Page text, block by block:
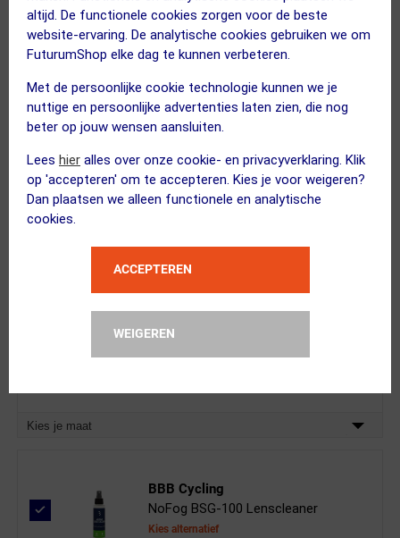
altijd. De functionele cookies zorgen voor de beste
website-ervaring. De analytische cookies gebruiken we om
FuturumShop elke dag te kunnen verbeteren.
Met de persoonlijke cookie technologie kunnen we je
nuttige en persoonlijke advertenties laten zien, die nog
beter op jouw wensen aansluiten.
Lees hier alles over onze cookie- en privacyverklaring. Klik
op 'accepteren' om te accepteren. Kies je voor weigeren?
Dan plaatsen we alleen functionele en analytische
cookies.
ACCEPTEREN
WEIGEREN
BBB Cycling
BSG-70PH FullView Sport Zonnebril H...
Flownatura
FUTURUM
Kies je maat
BBB Cycling
NoFog BSG-100 Lenscleaner
Kies alternatief